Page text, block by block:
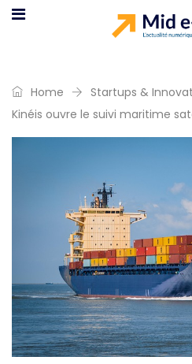
Home
Startups &
Kinéis ouvre le suivi maritime